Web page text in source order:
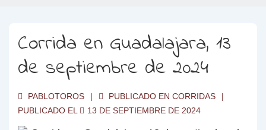
Corrida en Guadalajara, 13
de septiembre de 2024
PABLOTOROS PUBLICADO EN CORRIDAS
PUBLICADO EL
13 DE SEPTIEMBRE DE 2024